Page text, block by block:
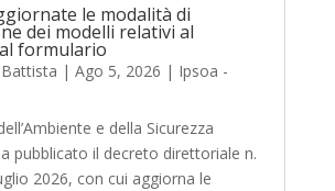
le modalità di
dei modelli relativi al
formulario
| Ago 5, 2026 | Ipsoa -
e della Sicurezza
pubblicato il decreto direttoriale n.
2026, con cui aggiorna le